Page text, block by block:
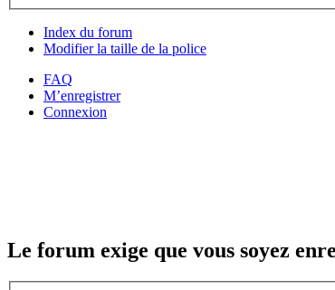
Index du forum
Modifier la taille de la police
FAQ
M’enregistrer
Connexion
Le forum exige que vous soyez